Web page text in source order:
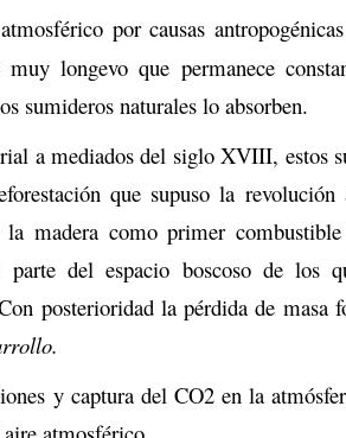
por causas
longevo que permanece
sumideros naturales lo absorben.
a mediados del siglo XVIII, estos
que supuso la revolución
madera como primer
parte del espacio boscoso de los
posterioridad la pérdida de masa
y captura del CO2 en la